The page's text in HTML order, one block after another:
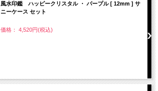
風水印鑑 ハッピークリスタル ・ パープル [ 12mm ] サ
ニーケース セット
価格： 4,520円(税込)